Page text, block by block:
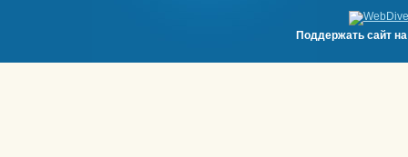
Поддержать сайт